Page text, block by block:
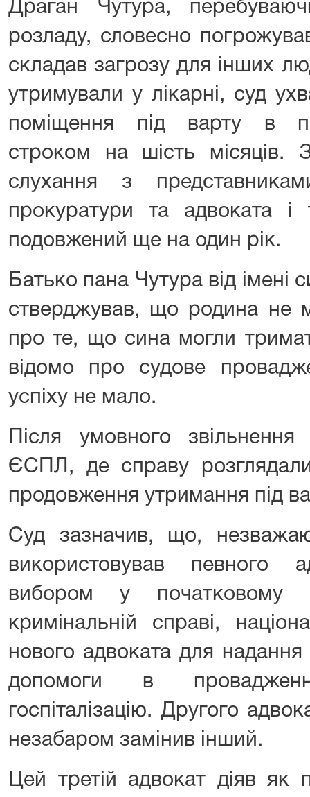
Драган Чутура,
розладу, словесно
складав загрозу для інших
утримували у лікарні, суд
поміщення під варту в
строком на шість місяців.
слухання з
прокуратури та адвоката і
подовжений ще на один рік.
Батько пана Чутура від імені
стверджував, що родина не
про те, що сина могли
відомо про судове
успіху не мало.
Після умовного
ЄСПЛ, де справу
продовження утримання під
Суд зазначив, що,
використовував певного
вибором у початковому
кримінальній справі,
нового адвоката для надання
допомоги в
госпіталізацію. Другого
незабаром замінив інший.
Цей третій адвокат діяв як